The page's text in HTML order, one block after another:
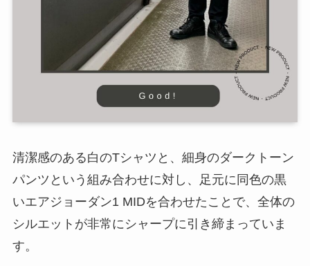
清潔感のある白のTシャツと、細身のダークトーン
パンツという組み合わせに対し、足元に同色の黒
いエアジョーダン1 MIDを合わせたことで、全体の
シルエットが非常にシャープに引き締まっていま
す。